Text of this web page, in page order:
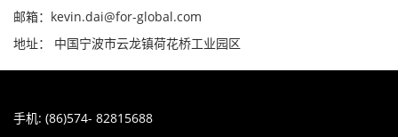
邮箱：kevin.dai@for-global.com
地址： 中国宁波市云龙镇荷花桥工业园区
手机: (86)574- 82815688